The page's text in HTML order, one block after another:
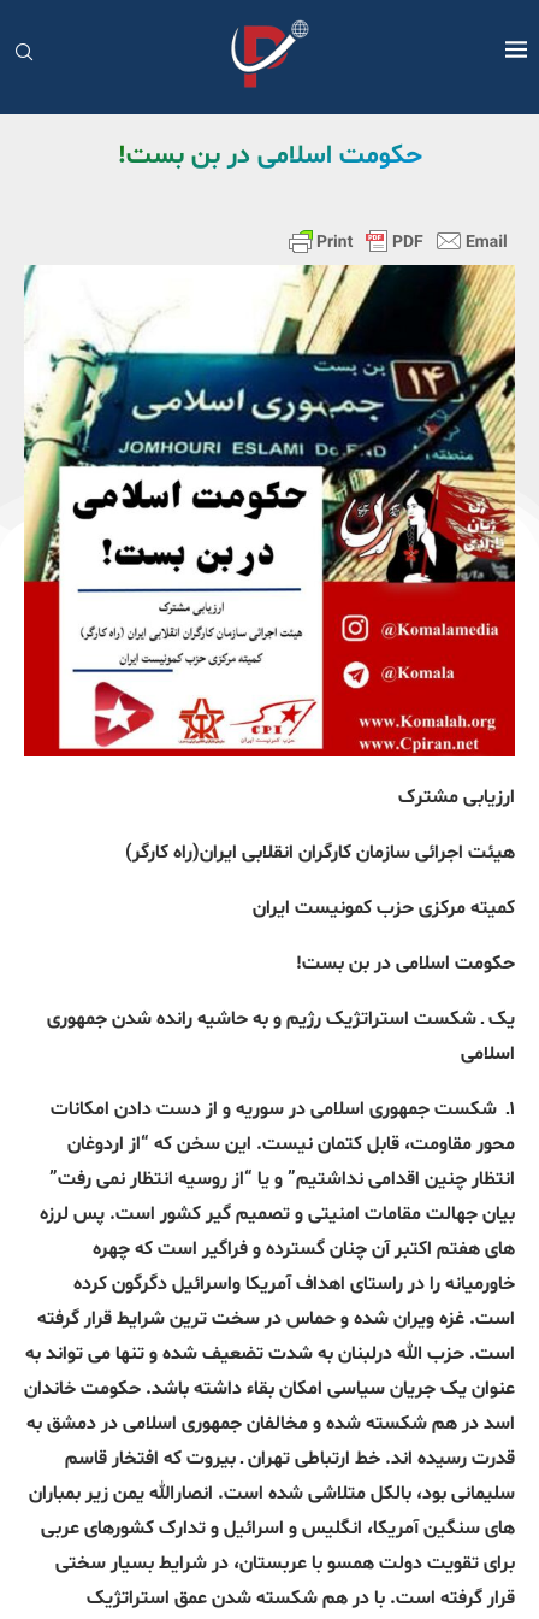
حکومت اسلامی در بن بست!
ارزیابی مشترک
هیئت اجرائی سازمان کارگران انقلابی ایران(راه کارگر)
کمیته مرکزی حزب کمونیست ایران
حکومت اسلامی در بن بست!
یک ـ شکست استراتژیک رژیم و به حاشیه رانده شدن جمهوری
اسلامی
۱ـ شکست جمهوری اسلامی در سوریه و از دست دادن امکانات
محور مقاومت، قابل کتمان نیست. این سخن که “از اردوغان
انتظار چنین اقدامی نداشتیم” و یا “از روسیه انتظار نمی رفت”
بیان جهالت مقامات امنیتی و تصمیم گیر کشور است. پس لرزه
های هفتم اکتبر آن چنان گسترده و فراگیر است که چهره
خاورمیانه را در راستای اهداف آمریکا واسرائیل دگرگون کرده
است. غزه ویران شده و حماس در سخت ترین شرایط قرار گرفته
است. حزب الله درلبنان به شدت تضعیف شده و تنها می تواند به
عنوان یک جریان سیاسی امکان بقاء داشته باشد. حکومت خاندان
اسد در هم شکسته شده و مخالفان جمهوری اسلامی در دمشق به
قدرت رسیده اند. خط ارتباطی تهران ـ بیروت که افتخار قاسم
سلیمانی بود، بالکل متلاشی شده است. انصارالله یمن زیر بمباران
های سنگین آمریکا، انگلیس و اسرائیل و تدارک کشورهای عربی
برای تقویت دولت همسو با عربستان، در شرایط بسیار سختی
قرار گرفته است. با در هم شکسته شدن عمق استراتژیک